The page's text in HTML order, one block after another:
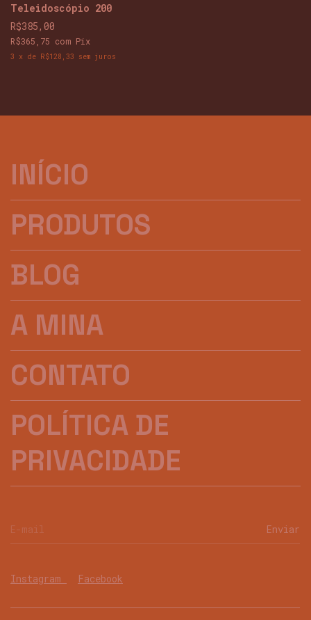
Teleidoscópio 200
R$385,00
R$365,75 com Pix
3 x de R$128,33 sem juros
INÍCIO
PRODUTOS
BLOG
A MINA
CONTATO
POLÍTICA DE
PRIVACIDADE
Instagram Facebook